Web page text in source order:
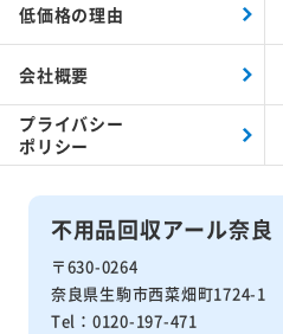
不用品回収アール奈良
〒630-0264
奈良県生駒市西菜畑町1724-1
Tel：0120-197-471
低価格の理由
会社概要
プライバシー
ポリシー